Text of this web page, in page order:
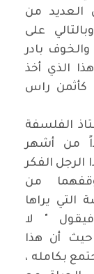
العديد من
على
بادر
الذي أخذ
كأثمن راس
الفلسفة
من أشهر
الفكر
من
التي يراها
فيقول " لا
حيث أن هذا
بكامله ،